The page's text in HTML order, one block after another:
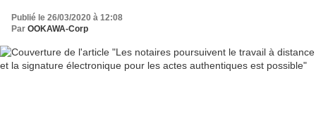
Publié le 26/03/2020 à 12:08
Par OOKAWA-Corp